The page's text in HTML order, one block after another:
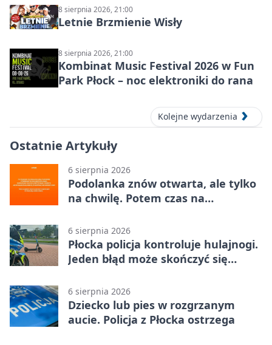
8 sierpnia 2026, 21:00
Letnie Brzmienie Wisły
8 sierpnia 2026, 21:00
Kombinat Music Festival 2026 w Fun
Park Płock – noc elektroniki do rana
Kolejne wydarzenia
Ostatnie Artykuły
6 sierpnia 2026
Podolanka znów otwarta, ale tylko
na chwilę. Potem czas na
6 sierpnia 2026
Płocka policja kontroluje hulajnogi.
Jeden błąd może skończyć się
6 sierpnia 2026
Dziecko lub pies w rozgrzanym
aucie. Policja z Płocka ostrzega